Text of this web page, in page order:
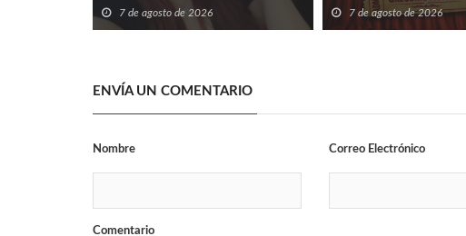
7 de agosto de 2026 7 de agosto de 2026
ENVÍA UN COMENTARIO
Nombre Correo Electrónico
Comentario